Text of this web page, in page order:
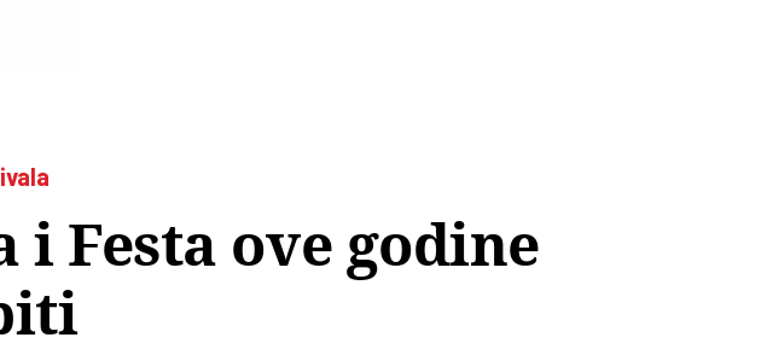
Festa ove godine